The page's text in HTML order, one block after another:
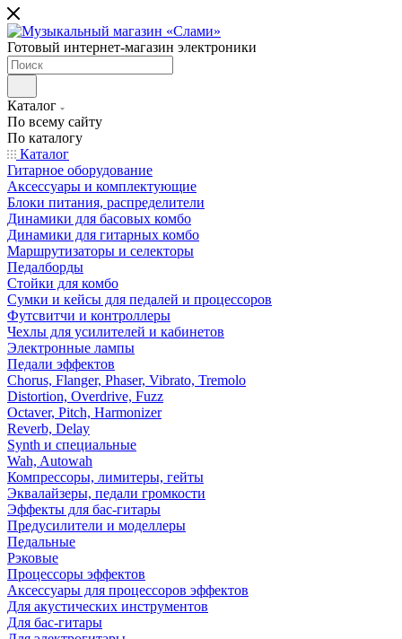
Готовый интернет-магазин электроники
Каталог
По всему сайту
По каталогу
Каталог
Гитарное оборудование
Аксессуары и комплектующие
Блоки питания, распределители
Динамики для басовых комбо
Динамики для гитарных комбо
Маршрутизаторы и селекторы
Педалборды
Стойки для комбо
Сумки и кейсы для педалей и процессоров
Футсвитчи и контроллеры
Чехлы для усилителей и кабинетов
Электронные лампы
Педали эффектов
Chorus, Flanger, Phaser, Vibrato, Tremolo
Distortion, Overdrive, Fuzz
Octaver, Pitch, Harmonizer
Reverb, Delay
Synth и специальные
Wah, Autowah
Компрессоры, лимитеры, гейты
Эквалайзеры, педали громкости
Эффекты для бас-гитары
Предусилители и моделлеры
Педальные
Рэковые
Процессоры эффектов
Аксессуары для процессоров эффектов
Для акустических инструментов
Для бас-гитары